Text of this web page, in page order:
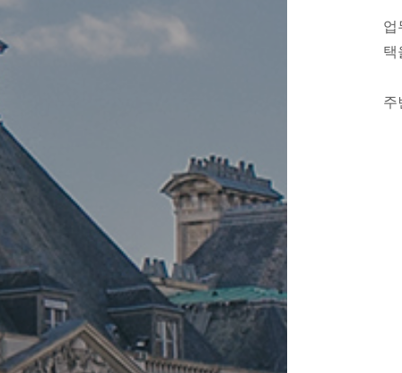
업
택
주